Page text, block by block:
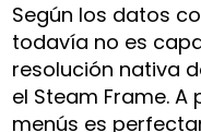
Según los datos
todavía no es
resolución nativa
el Steam Frame.
menús es